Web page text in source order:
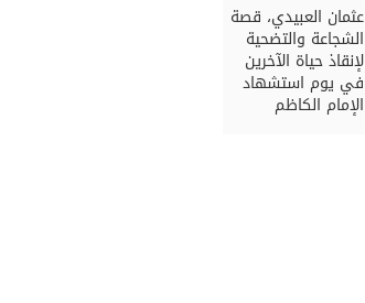
عثمان العبيدي، قصة
الشجاعة والتضحية
لإنقاذ حياة الآخرين
في يوم استشهاد
الإمام الكاظم